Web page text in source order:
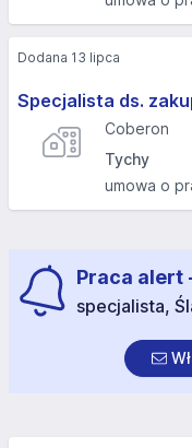
Specjalista ds.
Coberon
Tychy
umowa o
Dodana 13 lipca
Praca alert
specjalista,